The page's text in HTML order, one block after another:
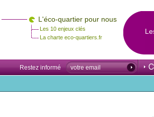
L'éco-quartier pour nous
Les 10 enjeux clés
La charte eco-quartiers.fr
Restez informé